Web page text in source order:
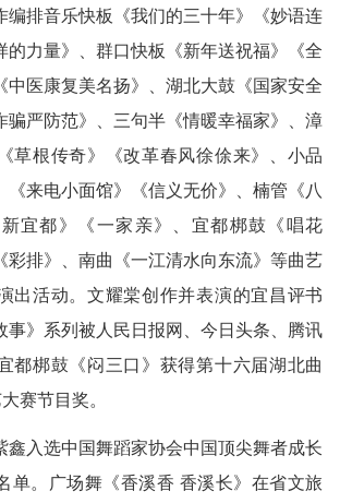
编排音乐快板《我们的三十年》《妙语连
的力量》、群口快板《新年送祝福》《全
中医康复美名扬》、湖北大鼓《国家安全
骗严防范》、三句半《情暖幸福家》、漳
草根传奇》《改革春风徐俆来》、小品
《来电小面馆》《信义无价》、楠管《八
宜都》《一家亲》、宜都梆鼓《唱花
彩排》、南曲《一江清水向东流》等曲艺
出活动。文耀棠创作并表演的宜昌评书
事》系列被人民日报网、今日头条、腾讯
都梆鼓《闷三口》获得第十六届湖北曲
赛节目奖。
鑫入选中国舞蹈家协会中国顶尖舞者成长
单。广场舞《香溪香 香溪长》在省文旅